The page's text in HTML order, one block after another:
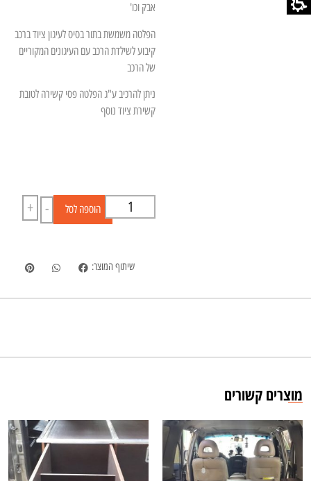
אבק וכו'
הפלטה משמשת בתור בסיס לעיגון ציוד ברכב
קיבוע לשילדת הרכב עם העיגונים המקוריים
של הרכב
ניתן להרכיב ע"ג הפלטה פסי קשירה לטובת
קשירת ציוד נוסף
-
+ הוספה לסל
שיתוף המוצר:
מוצרים קשורים